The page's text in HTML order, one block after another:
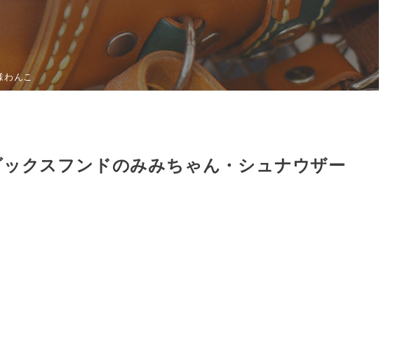
わんこ
クスフンドのみみちゃん・シュナウザー